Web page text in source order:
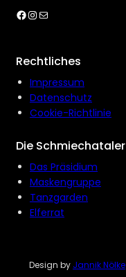
Facebook InstagramE-Mail
Rechtliches
Impressum
Datenschutz
Cookie-Richtlinie
Die Schmiechataler
Das Präsidium
Maskengruppe
Tanzgarden
Elferrat
Design by Jannik Nölke